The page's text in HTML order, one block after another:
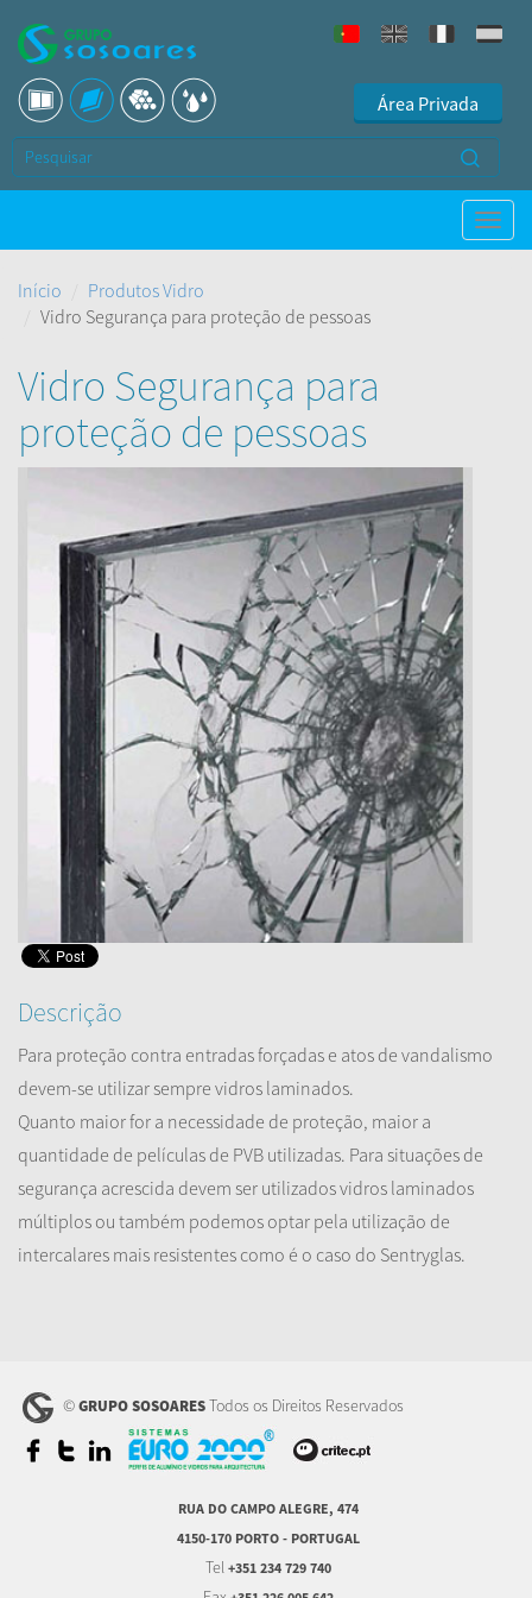
Área Privada
Início
Produtos Vidro
Vidro Segurança para proteção de pessoas
Vidro Segurança para
proteção de pessoas
Descrição
Para proteção contra entradas forçadas e atos de vandalismo
devem-se utilizar sempre vidros laminados.
Quanto maior for a necessidade de proteção, maior a
quantidade de películas de PVB utilizadas. Para situações de
segurança acrescida devem ser utilizados vidros laminados
múltiplos ou também podemos optar pela utilização de
intercalares mais resistentes como é o caso do Sentryglas.
©GRUPO SOSOARESTodos os Direitos Reservados
RUA DO CAMPO ALEGRE, 474
4150-170 PORTO - PORTUGAL
Tel +351 234 729 740